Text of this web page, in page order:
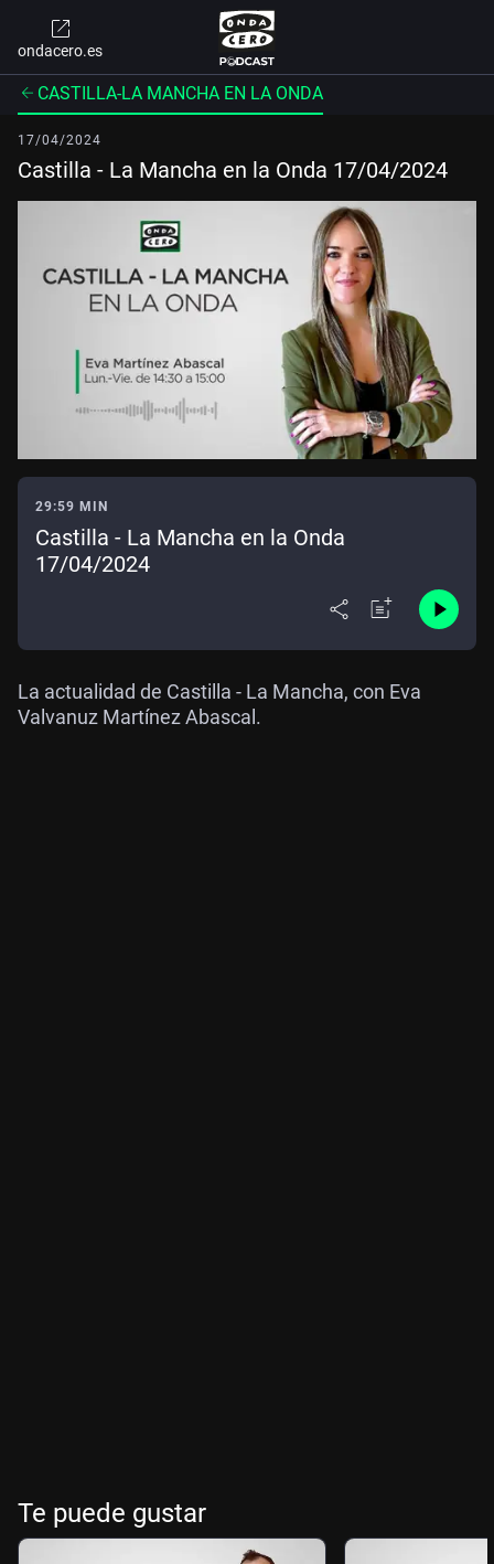
ondacero.es
CASTILLA-LA MANCHA EN LA ONDA
17/04/2024
Castilla - La Mancha en la Onda 17/04/2024
29:59 MIN
Castilla - La Mancha en la Onda
17/04/2024
La actualidad de Castilla - La Mancha, con Eva
Valvanuz Martínez Abascal.
Te puede gustar